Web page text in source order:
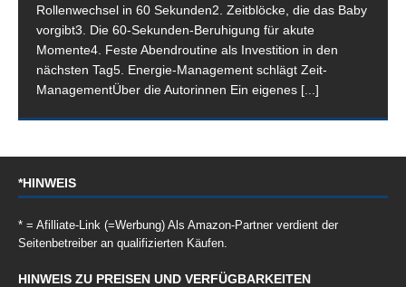
Rollenwechsel in 60 Sekunden2. Zeitblöcke, die das Baby
vorgibt3. Die 60-Sekunden-Beruhigung für akute
Momente4. Feste Abendroutine als Investition in den
nächsten Tag5. Energie-Management schlägt Zeit-
ManagementÜber die Autorinnen Ein eigenes [...]
*HINWEIS
* = Afilliate-Link (=Werbung) Als Amazon-Partner verdient der
Seitenbetreiber an qualifizierten Käufen.
HINWEIS ZU PREISEN UND VERFÜGBARKEITEN